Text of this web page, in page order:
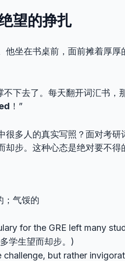
望的挣扎
他坐在书桌前，面前摊着厚厚
下去了。每天翻开词汇书，
！”
多人的真实写照？面对考研
步。这种心态是绝对要不得
；气馁的
for the GRE left many
学生望而却步。)
challenge, but rather